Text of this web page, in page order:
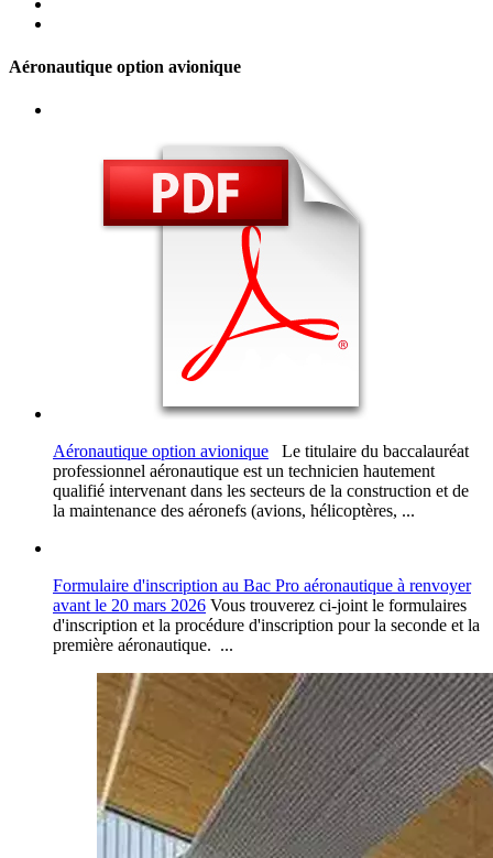
Aéronautique option avionique
Aéronautique option avionique
Le titulaire du baccalauréat
professionnel aéronautique est un technicien hautement
qualifié intervenant dans les secteurs de la construction et de
la maintenance des aéronefs (avions, hélicoptères, ...
Formulaire d'inscription au Bac Pro aéronautique à renvoyer
avant le 20 mars 2026 Vous trouverez ci-joint le formulaires
d'inscription et la procédure d'inscription pour la seconde et la
première aéronautique. ...